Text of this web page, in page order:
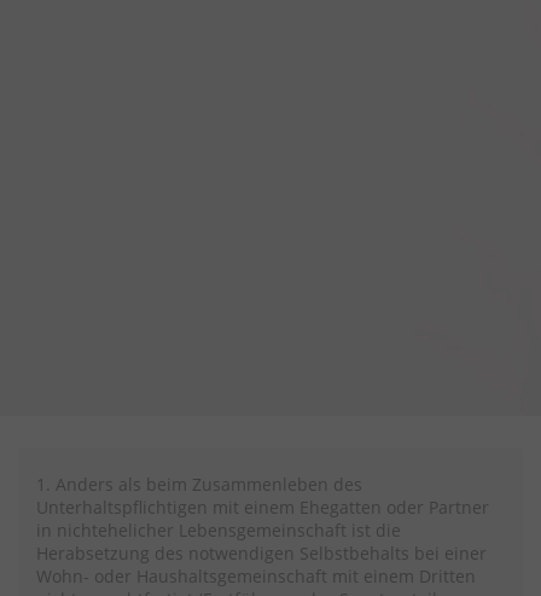
1. Anders als beim Zusammenleben des
Unterhaltspflichtigen mit einem Ehegatten oder Partner
in nichtehelicher Lebensgemeinschaft ist die
Herabsetzung des notwendigen Selbstbehalts bei einer
Wohn- oder Haushaltsgemeinschaft mit einem Dritten